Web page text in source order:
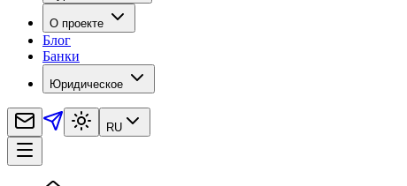
О проекте
Блог
Банки
Юридическое
RU